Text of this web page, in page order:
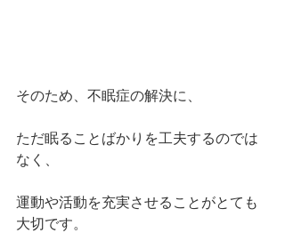
そのため、不眠症の解決に、
ただ眠ることばかりを工夫するのでは
なく、
運動や活動を充実させることがとても
大切です。